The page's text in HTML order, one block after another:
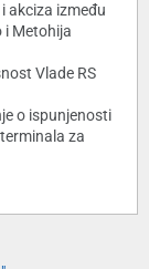
akciza između
i Metohija
Vlade RS
o ispunjenosti
za